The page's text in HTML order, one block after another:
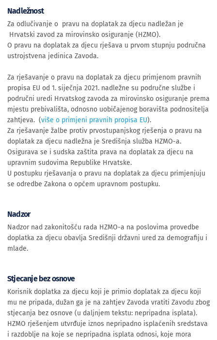
Nadležnost
Za odlučivanje o pravu na doplatak za djecu nadležan je
Hrvatski zavod za mirovinsko osiguranje (HZMO).
O pravu na doplatak za djecu rješava u prvom stupnju područna
ustrojstvena jedinica Zavoda.
Za rješavanje o pravu na doplatak za djecu primjenom pravnih
propisa EU od 1. siječnja 2021. nadležne su područne službe i
područni uredi Hrvatskog zavoda za mirovinsko osiguranje prema
mjestu prebivališta, odnosno uobičajenog boravišta podnositelja
zahtjeva. (više o primjeni pravnih propisa EU).
Za rješavanje žalbe protiv prvostupanjskog rješenja o pravu na
doplatak za djecu nadležna je Središnja služba HZMO-a.
Osigurava se i sudska zaštita prava na doplatak za djecu na
upravnim sudovima Republike Hrvatske.
U postupku rješavanja o pravu na doplatak za djecu primjenjuju
se odredbe Zakona o općem upravnom postupku.
Nadzor
Nadzor nad zakonitošću rada HZMO-a na poslovima provedbe
doplatka za djecu obavlja Središnji državni ured za demografiju i
mlade.
Stjecanje bez osnove
Korisnik doplatka za djecu koji je primio doplatak za djecu koji
mu ne pripada, dužan ga je na zahtjev Zavoda vratiti Zavodu zbog
stjecanja bez osnove (u daljnjem tekstu: nepripadna isplata).
HZMO rješenjem utvrđuje iznos nepripadno isplaćenih sredstava
i razdoblje na koje se nepripadna isplata odnosi, koje mora